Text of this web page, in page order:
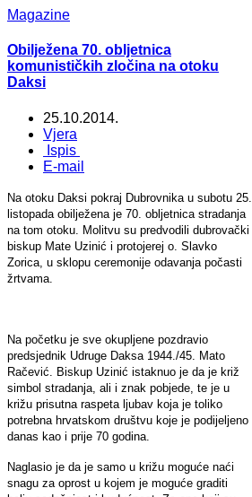
Magazine
Obilježena 70. obljetnica
komunističkih zločina na otoku
Daksi
25.10.2014.
Vjera
Ispis
E-mail
Na otoku Daksi pokraj Dubrovnika u subotu 25.
listopada obilježena je 70. obljetnica stradanja
na tom otoku. Molitvu su predvodili dubrovački
biskup Mate Uzinić i protojerej o. Slavko
Zorica, u sklopu ceremonije odavanja počasti
žrtvama.
Na početku je sve okupljene pozdravio
predsjednik Udruge Daksa 1944./45. Mato
Račević. Biskup Uzinić istaknuo je da je križ
simbol stradanja, ali i znak pobjede, te je u
križu prisutna raspeta ljubav koja je toliko
potrebna hrvatskom društvu koje je podijeljeno
danas kao i prije 70 godina.
Naglasio je da je samo u križu moguće naći
snagu za oprost u kojem je moguće graditi